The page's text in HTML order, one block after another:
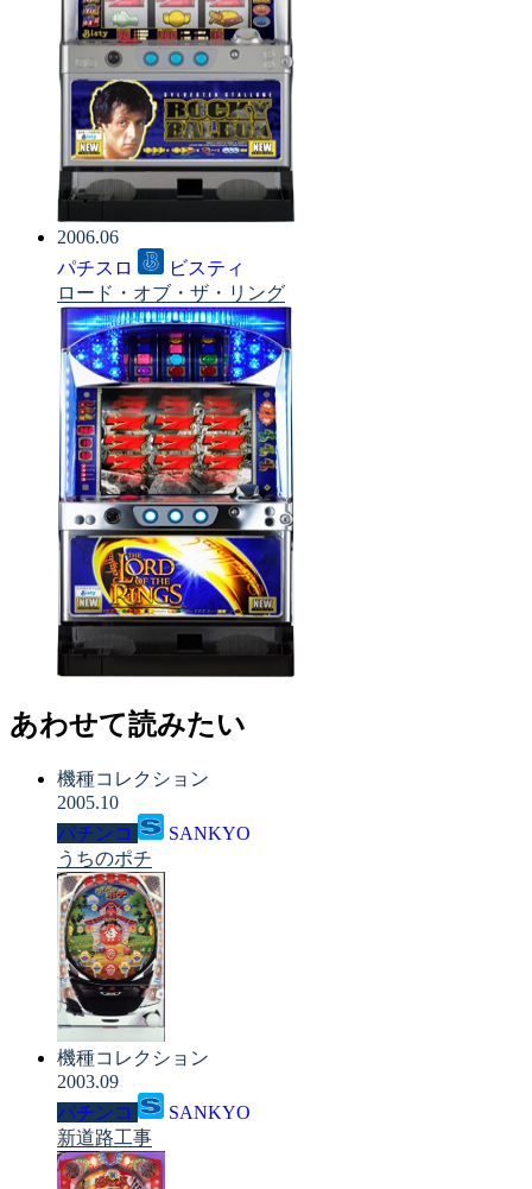
2006.06
パチスロ
ビスティ
ロード・オブ・ザ・リング
あわせて読みたい
機種コレクション
2005.10
パチンコ
SANKYO
うちのポチ
機種コレクション
2003.09
パチンコ
SANKYO
新道路工事